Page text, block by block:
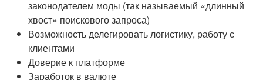
законодателем моды (так называемый «длинный
хвост» поискового запроса)
Возможность делегировать логистику, работу с
клиентами
Доверие к платформе
Заработок в валюте